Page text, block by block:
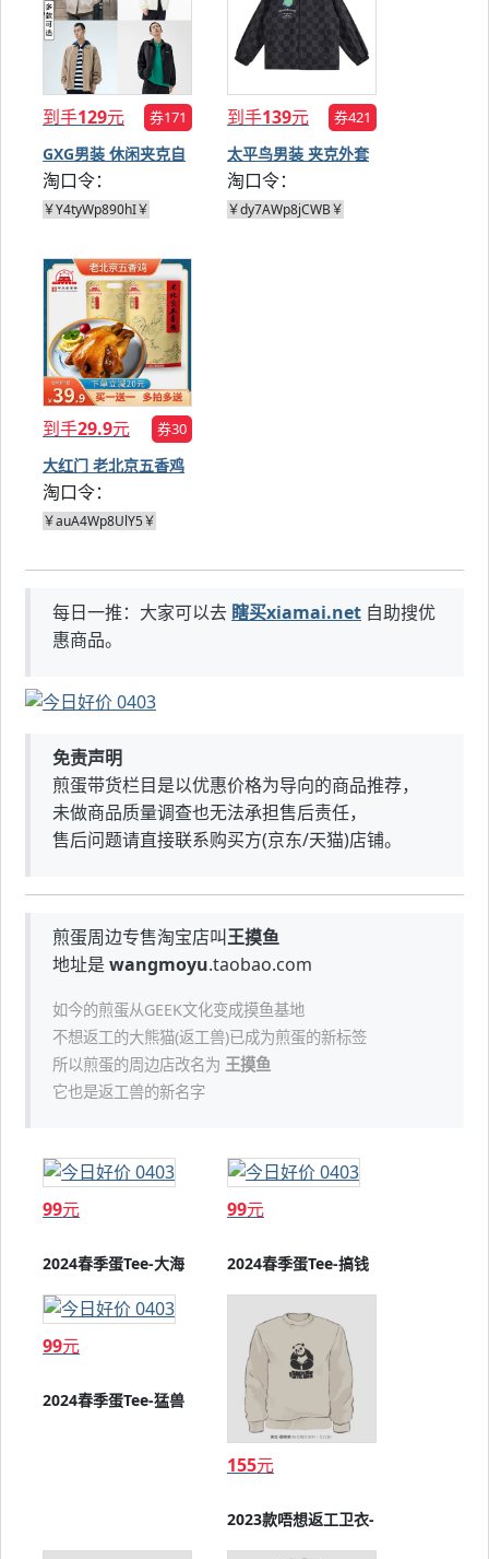
到手129元 券171
GXG男装 休闲夹克自
选
淘口令：
￥Y4tyWp890hI￥
到手139元 券421
太平鸟男装 夹克外套
任选
淘口令：
￥dy7AWp8jCWB￥
到手29.9元 券30
大红门 老北京五香鸡
400g*2只
淘口令：
￥auA4Wp8UlY5￥
每日一推：大家可以去 瞎买xiamai.net 自助搜优
惠商品。
免责声明
煎蛋带货栏目是以优惠价格为导向的商品推荐，
未做商品质量调查也无法承担售后责任，
售后问题请直接联系购买方(京东/天猫)店铺。
煎蛋周边专售淘宝店叫王摸鱼
地址是 wangmoyu.taobao.com
如今的煎蛋从GEEK文化变成摸鱼基地
不想返工的大熊猫(返工兽)已成为煎蛋的新标签
所以煎蛋的周边店改名为 王摸鱼
它也是返工兽的新名字
99元
2024春季蛋Tee-大海
99元
2024春季蛋Tee-搞钱
99元
2024春季蛋Tee-猛兽
155元
2023款唔想返工卫衣-
圆领